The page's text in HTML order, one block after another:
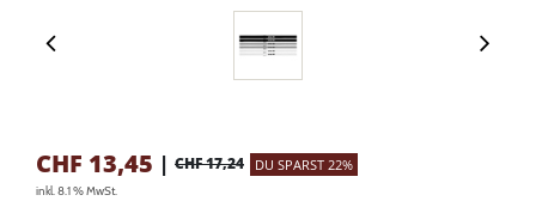
CHF 13,45 | CHF 17,24 DU SPARST 22%
inkl. 8.1 % MwSt.